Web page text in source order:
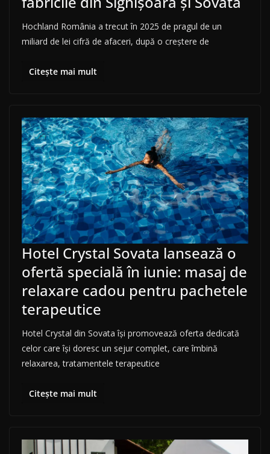
Hochland România a trecut în 2025 de pragul de un
miliard de lei cifră de afaceri, după o creștere de
Citește mai mult
Hotel Crystal Sovata lansează o
ofertă specială în iunie: masaj de
relaxare cadou pentru pachetele
terapeutice
Hotel Crystal din Sovata își promovează oferta dedicată
celor care își doresc un sejur complet, care îmbină
relaxarea, tratamentele terapeutice
Citește mai mult